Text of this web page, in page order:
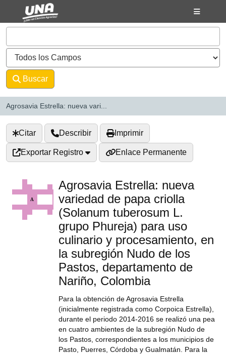
Saltar al contenido
VuFind
Buscar
Agrosavia Estrella: nueva vari...
Citar Describir Imprimir
Exportar Registro Enlace Permanente
Agrosavia Estrella: nueva
variedad de papa criolla
(Solanum tuberosum L.
grupo Phureja) para uso
culinario y procesamiento, en
la subregión Nudo de los
Pastos, departamento de
Nariño, Colombia
Para la obtención de Agrosavia Estrella
(inicialmente registrada como Corpoica Estrella),
durante el periodo 2014-2016 se realizó una pea
en cuatro ambientes de la subregión Nudo de
los Pastos, correspondientes a los municipios de
Pasto, Puerres, Córdoba y Gualmatán. Para la